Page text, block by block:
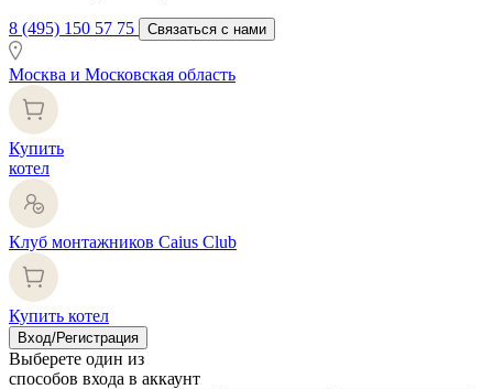
8 (495) 150 57 75 Связаться с нами
Москва и Московская область
Купить
котел
Клуб монтажников Caius Club
Купить котел
Вход/Регистрация
Выберете один из
способов входа в аккаунт